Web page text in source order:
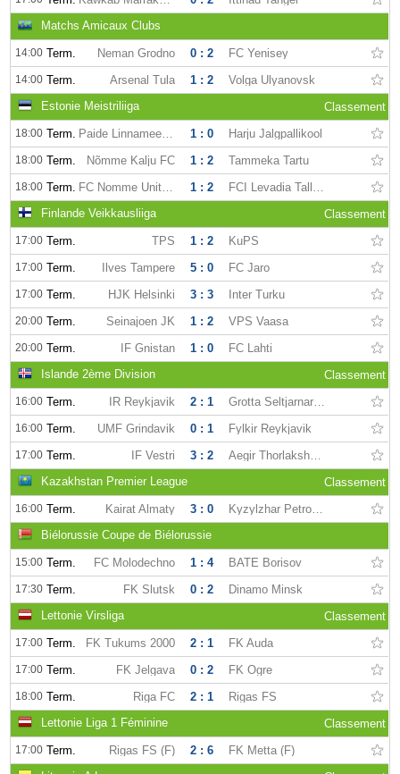
Matchs Amicaux Clubs
14:00 Term. Neman Grodno 0 : 2 FC Yenisey
14:00 Term. Arsenal Tula 1 : 2
Volga Ulyanovsk
Estonie Meistriliiga
Classement
18:00 Term. Paide Linnameeskond 1 : 0 Harju Jalgpallikool
18:00 Term. Nõmme Kalju FC 1 : 2 Tammeka Tartu
18:00 Term. FC Nomme Unitedd 1 : 2
FCI Levadia Tallinn
Finlande Veikkausliiga
Classement
17:00 Term. TPS 1 : 2 KuPS
17:00 Term. Ilves Tampere 5 : 0 FC Jaro
17:00 Term. HJK Helsinki 3 : 3 Inter Turku
20:00 Term. Seinajoen JK 1 : 2 VPS Vaasa
20:00 Term. IF Gnistan 1 : 0
FC Lahti
Islande 2ème Division
Classement
16:00 Term. IR Reykjavik 2 : 1 Grotta Seltjarnarnes
16:00 Term. UMF Grindavik 0 : 1 Fylkir Reykjavik
17:00 Term. IF Vestri 3 : 2
Aegir Thorlakshofn
Kazakhstan Premier League
Classement
16:00 Term. Kairat Almaty 3 : 0
Kyzylzhar Petropavlovsk
Biélorussie Coupe de Biélorussie
15:00 Term. FC Molodechno 1 : 4 BATE Borisov
17:30 Term. FK Slutsk 0 : 2
Dinamo Minsk
Lettonie Virsliga
Classement
17:00 Term. FK Tukums 2000 2 : 1 FK Auda
17:00 Term. FK Jelgava 0 : 2 FK Ogre
18:00 Term. Riga FC 2 : 1
Rigas FS
Lettonie Liga 1 Féminine
Classement
17:00 Term. Rigas FS (F) 2 : 6
FK Metta (F)